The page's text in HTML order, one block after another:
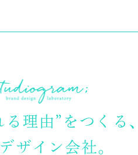
理由”をつくる、
ザイン会社。